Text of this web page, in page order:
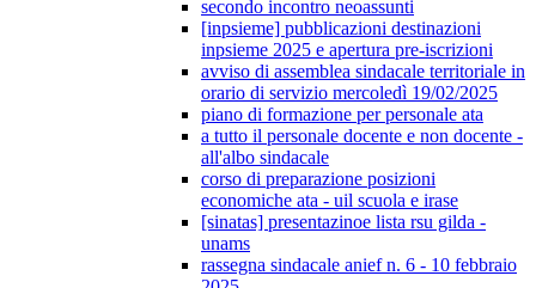
secondo incontro neoassunti
[inpsieme] pubblicazioni destinazioni
inpsieme 2025 e apertura pre-iscrizioni
avviso di assemblea sindacale territoriale in
orario di servizio mercoledì 19/02/2025
piano di formazione per personale ata
a tutto il personale docente e non docente -
all'albo sindacale
corso di preparazione posizioni
economiche ata - uil scuola e irase
[sinatas] presentazinoe lista rsu gilda -
unams
rassegna sindacale anief n. 6 - 10 febbraio